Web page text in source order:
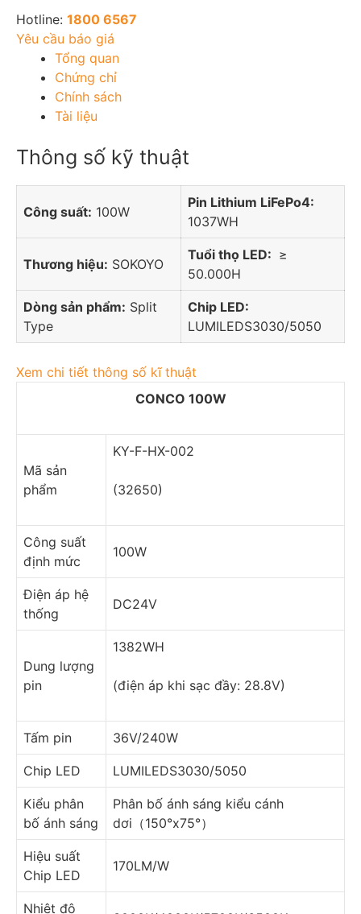
Hotline: 1800 6567
Yêu cầu báo giá
Tổng quan
Chứng chỉ
Chính sách
Tài liệu
Thông số kỹ thuật
Công suất: 100W
Pin Lithium LiFePo4:
1037WH
Thương hiệu: SOKOYO
Tuổi thọ LED: ≥
50.000H
Dòng sản phẩm: Split
Type
Chip LED:
LUMILEDS3030/5050
Xem chi tiết thông số kĩ thuật
CONCO 100W
Mã sản
phẩm
KY-F-HX-002
(32650)
Công suất
định mức
100W
Điện áp hệ
thống
DC24V
Dung lượng
pin
1382WH
(điện áp khi sạc đầy: 28.8V)
Tấm pin 36V/240W
Chip LED LUMILEDS3030/5050
Kiểu phân
bố ánh sáng
Phân bố ánh sáng kiểu cánh
dơi（150°x75°）
Hiệu suất
Chip LED
170LM/W
Nhiệt độ